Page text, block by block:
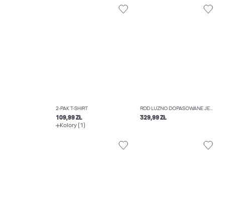
2-PAK T-SHIRT
109,99 ZŁ
Kolory (1)
RDD LUŹNO DOPASOWANE JEANSOWE SZORTY
329,99 ZŁ